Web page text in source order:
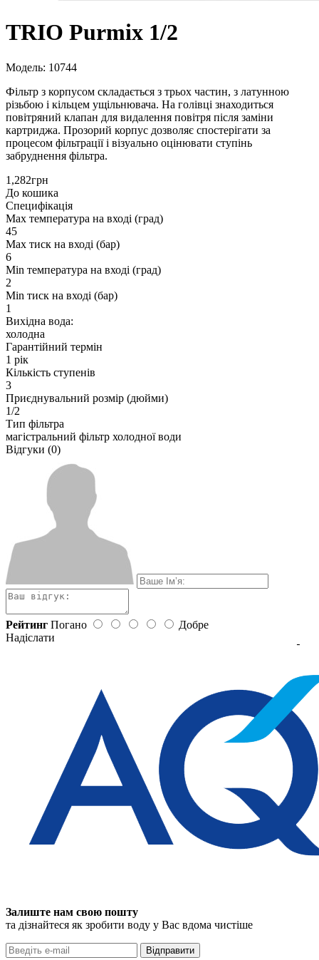
TRIO Purmix 1/2
Модель: 10744
Фільтр з корпусом складається з трьох частин, з латунною
різьбою і кільцем ущільнювача. На голівці знаходиться
повітряний клапан для видалення повітря після заміни
картриджа. Прозорий корпус дозволяє спостерігати за
процесом фільтрації і візуально оцінювати ступінь
забруднення фільтра.
1,282грн
До кошика
Специфікація
Max температура на вході (град)
45
Max тиск на вході (бар)
6
Min температура на вході (град)
2
Min тиск на вході (бар)
1
Вихідна вода:
холодна
Гарантійний термін
1 рік
Кількість ступенів
3
Приєднувальний розмір (дюйми)
1/2
Тип фільтра
магістральний фільтр холодної води
Відгуки (0)
Рейтинг Погано
Добре
Надіслати
Залиште нам свою пошту
та дізнайтеся як зробити воду у Вас вдома чистіше
Відправити